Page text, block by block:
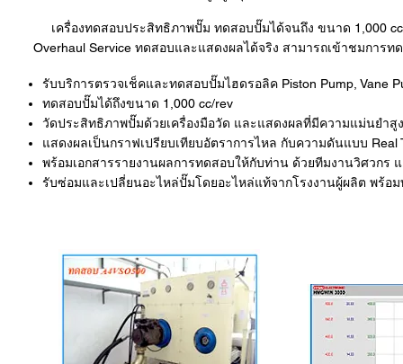
เครื่องทดสอบประสิทธิภาพปั๊ม ทดสอบปั๊มได้จนถึง ขนาด 1,000
Overhaul Service ทดสอบและแสดงผลได้จริง สามารถเข้าชมการท
รับบริการตรวจเช็คและทดสอบปั๊มไฮดรอลิค Piston Pump, Vane
ทดสอบปั๊มได้ถึงขนาด 1,000 cc/rev
วัดประสิทธิภาพปั๊มด้วยเครื่องมือวัด และแสดงผลที่มีความแม่นยำสูง
แสดงผลเป็นกราฟเปรียบเทียบอัตราการไหล กับความดันแบบ Real
พร้อมเอกสารรายงานผลการทดสอบให้กับท่าน ด้วยทีมงานวิศวกร
รับซ่อมและเปลี่ยนอะไหล่ปั๊มโดยอะไหล่แท้จากโรงงานผู้ผลิต พร้